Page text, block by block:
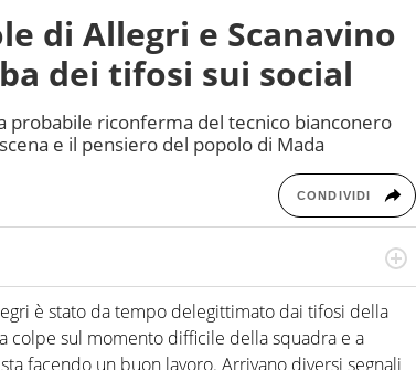
di Allegri e Scanavino
dei tifosi sui social
probabile riconferma del tecnico bianconero
e il pensiero del popolo di Mada
CONDIVIDI
manifestazioni sportive e collaborato con
conoscenza e memoria storica. Si occupa
è stato da tempo delegittimato dai tifosi della
colpe sul momento difficile della squadra e a
facendo un buon lavoro. Arrivano diversi segnali